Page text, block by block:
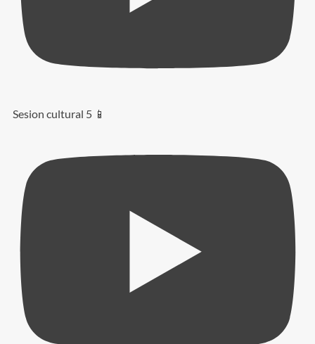
Sesion cultural 5 📱